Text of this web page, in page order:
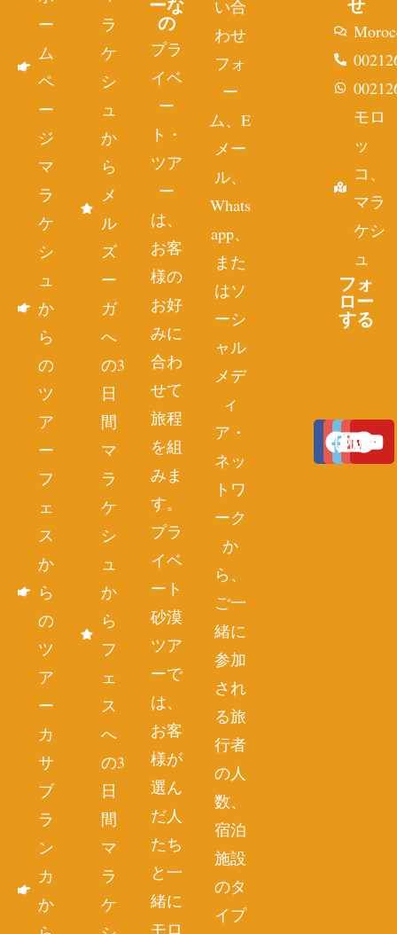
ー
ム
ペ
ー
ジ
マ
ラ
ケ
シ
ュ
か
ら
の
ツ
ア
ー
フ
ェ
ス
か
ら
の
ツ
ア
ー
カ
サ
ブ
ラ
ン
カ
か
ラ
ケ
シ
ュ
か
ら
メ
ル
ズ
ー
ガ
へ
の3
日
間
マ
ラ
ケ
シ
ュ
か
ら
フ
ェ
ス
へ
の3
日
間
マ
ラ
ケ
ーな
の
プラ
イベ
ー
ト・
ツア
ー
は、
お客
様の
お好
みに
合わ
せて
旅程
を組
みま
す。
プラ
イベ
ート
砂漠
ツア
ーで
は、
お客
様が
選ん
だ人
たち
と一
緒に
モロ
い合
わせ
フォ
ー
ム、E
メー
ル、
Whats
app、
また
はソ
ーシ
ャル
メデ
ィ
ア・
ネッ
トワ
ーク
か
ら、
ご一
緒に
参加
され
る旅
行者
の人
数、
宿泊
施設
のタ
イプ
せ
モロ
ッ
コ、
マラ
ケシ
ュ
フォ
ロー
する